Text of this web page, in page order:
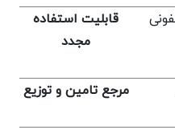
قابلیت استفاده
مجدد
مرجع تامین و توزیع